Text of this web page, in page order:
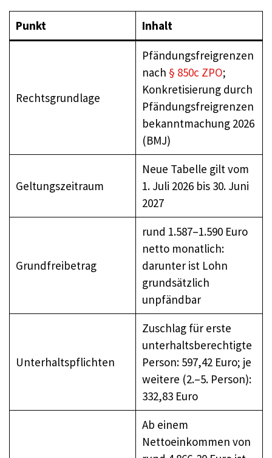
Punkt Inhalt
Rechtsgrundlage
Pfändungsfreigrenzen
nach § 850c ZPO;
Konkretisierung durch
Pfändungsfreigrenzen
bekanntmachung 2026
(BMJ)
Geltungszeitraum
Neue Tabelle gilt vom
1. Juli 2026 bis 30. Juni
2027
Grundfreibetrag
rund 1.587–1.590 Euro
netto monatlich:
darunter ist Lohn
grundsätzlich
unpfändbar
Unterhaltspflichten
Zuschlag für erste
unterhaltsberechtigte
Person: 597,42 Euro; je
weitere (2.–5. Person):
332,83 Euro
Ab einem
Nettoeinkommen von